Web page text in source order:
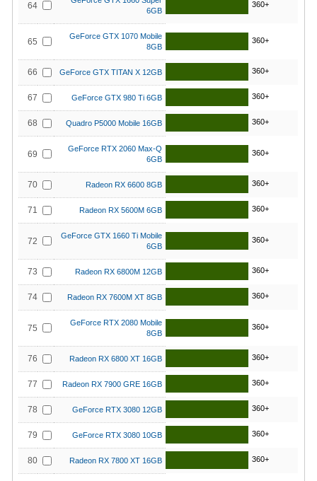
64
6GB
360+
65
GeForce GTX 1070 Mobile
8GB
360+
66 GeForce GTX TITAN X 12GB 360+
67 GeForce GTX 980 Ti 6GB 360+
68 Quadro P5000 Mobile 16GB 360+
69
GeForce RTX 2060 Max-Q
6GB
360+
70 Radeon RX 6600 8GB 360+
71 Radeon RX 5600M 6GB 360+
72
GeForce GTX 1660 Ti Mobile
6GB
360+
73 Radeon RX 6800M 12GB 360+
74 Radeon RX 7600M XT 8GB 360+
75
GeForce RTX 2080 Mobile
8GB
360+
76 Radeon RX 6800 XT 16GB 360+
77 Radeon RX 7900 GRE 16GB 360+
78 GeForce RTX 3080 12GB 360+
79 GeForce RTX 3080 10GB 360+
80 Radeon RX 7800 XT 16GB 360+